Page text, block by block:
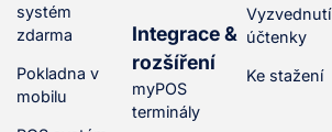
systém
zdarma
Pokladna v
mobilu
Integrace &
rozšíření
myPOS
terminály
Vyzvednutí
účtenky
Ke stažení